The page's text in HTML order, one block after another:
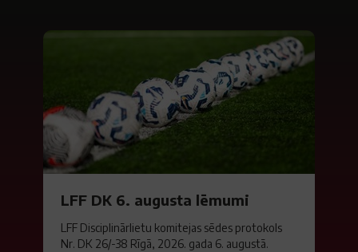
LFF DK 6. augusta lēmumi
LFF Disciplinārlietu komitejas sēdes protokols
Nr. DK 26/-38 Rīgā, 2026. gada 6. augustā.